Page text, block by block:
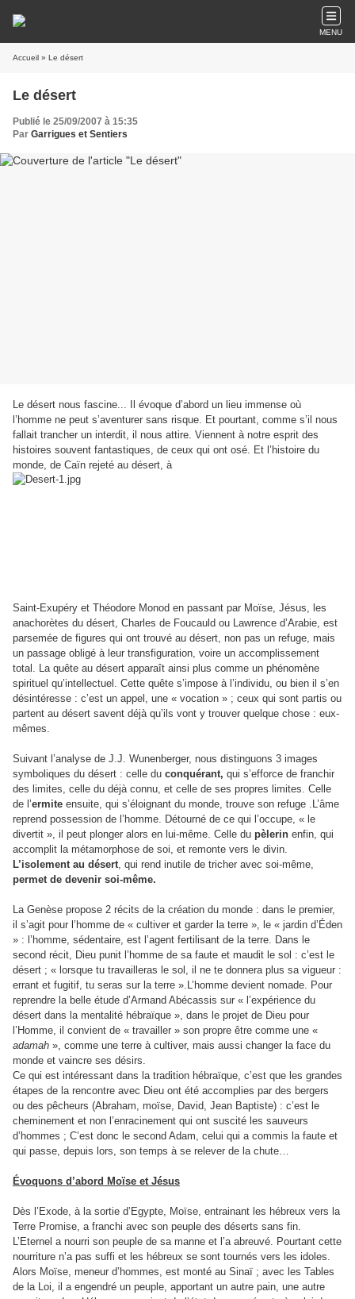
MENU
Accueil » Le désert
Le désert
Publié le 25/09/2007 à 15:35
Par Garrigues et Sentiers
Le désert nous fascine... Il évoque d’abord un lieu immense où
l’homme ne peut s’aventurer sans risque. Et pourtant, comme s’il nous
fallait trancher un interdit, il nous attire. Viennent à notre esprit des
histoires souvent fantastiques, de ceux qui ont osé. Et l’histoire du
monde, de Caïn rejeté au désert, à
Saint-Exupéry et Théodore Monod en passant par Moïse, Jésus, les
anachorètes du désert, Charles de Foucauld ou Lawrence d’Arabie, est
parsemée de figures qui ont trouvé au désert, non pas un refuge, mais
un passage obligé à leur transfiguration, voire un accomplissement
total. La quête au désert apparaît ainsi plus comme un phénomène
spirituel qu’intellectuel. Cette quête s’impose à l’individu, ou bien il s’en
désintéresse : c’est un appel, une « vocation » ; ceux qui sont partis ou
partent au désert savent déjà qu’ils vont y trouver quelque chose : eux-
mêmes.
Suivant l’analyse de J.J. Wunenberger, nous distinguons 3 images
symboliques du désert : celle du conquérant, qui s’efforce de franchir
des limites, celle du déjà connu, et celle de ses propres limites. Celle
de l’ermite ensuite, qui s’éloignant du monde, trouve son refuge .L’âme
reprend possession de l’homme. Détourné de ce qui l’occupe, « le
divertit », il peut plonger alors en lui-même. Celle du pèlerin enfin, qui
accomplit la métamorphose de soi, et remonte vers le divin.
L’isolement au désert, qui rend inutile de tricher avec soi-même,
permet de devenir soi-même.
La Genèse propose 2 récits de la création du monde : dans le premier,
il s’agit pour l’homme de « cultiver et garder la terre », le « jardin d’Éden
» : l’homme, sédentaire, est l’agent fertilisant de la terre. Dans le
second récit, Dieu punit l’homme de sa faute et maudit le sol : c’est le
désert ; « lorsque tu travailleras le sol, il ne te donnera plus sa vigueur :
errant et fugitif, tu seras sur la terre ».L’homme devient nomade. Pour
reprendre la belle étude d’Armand Abécassis sur « l’expérience du
désert dans la mentalité hébraïque », dans le projet de Dieu pour
l’Homme, il convient de « travailler » son propre être comme une «
adamah », comme une terre à cultiver, mais aussi changer la face du
monde et vaincre ses désirs.
Ce qui est intéressant dans la tradition hébraïque, c’est que les grandes
étapes de la rencontre avec Dieu ont été accomplies par des bergers
ou des pêcheurs (Abraham, moïse, David, Jean Baptiste) : c’est le
cheminement et non l’enracinement qui ont suscité les sauveurs
d’hommes ; C’est donc le second Adam, celui qui a commis la faute et
qui passe, depuis lors, son temps à se relever de la chute…
Évoquons d’abord Moïse et Jésus
Dès l’Exode, à la sortie d’Egypte, Moïse, entrainant les hébreux vers la
Terre Promise, a franchi avec son peuple des déserts sans fin.
L’Eternel a nourri son peuple de sa manne et l’a abreuvé. Pourtant cette
nourriture n’a pas suffi et les hébreux se sont tournés vers les idoles.
Alors Moïse, meneur d’hommes, est monté au Sinaï ; avec les Tables
de la Loi, il a engendré un peuple, apportant un autre pain, une autre